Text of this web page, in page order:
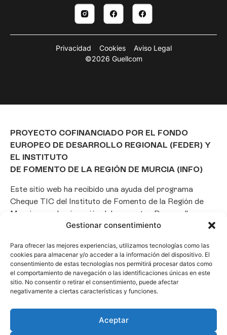
Gestionar consentimiento
Para ofrecer las mejores experiencias, utilizamos tecnologías como las
cookies para almacenar y/o acceder a la información del dispositivo. El
consentimiento de estas tecnologías nos permitirá procesar datos como
el comportamiento de navegación o las identificaciones únicas en este
sitio. No consentir o retirar el consentimiento, puede afectar
negativamente a ciertas características y funciones.
Aceptar
©2026 Guellcom
Privacidad Cookies Aviso Legal
PROYECTO COFINANCIADO POR EL FONDO
EUROPEO DE DESARROLLO REGIONAL (FEDER) Y
EL INSTITUTO
DE FOMENTO DE LA REGIÓN DE MURCIA (INFO)
Este sitio web ha recibido una ayuda del programa
Cheque TIC del Instituto de Fomento de la Región de
Murcia para la ejecución del proyecto «Desarrollo e
implantación de un Chatbot de Inteligencia Artificial
promover la transformación digital, la automatización
de consultas y la optimización de la gestión de clientes
en el ámbito empresarial.